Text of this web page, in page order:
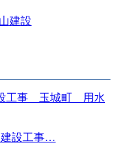
建設
建設工事…